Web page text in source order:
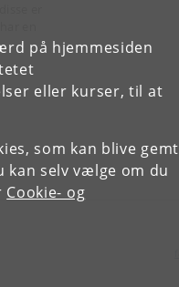
på hjemmesiden
eller kurser, til at
som kan blive gemt
selv vælge om du
Cookie- og
er
en